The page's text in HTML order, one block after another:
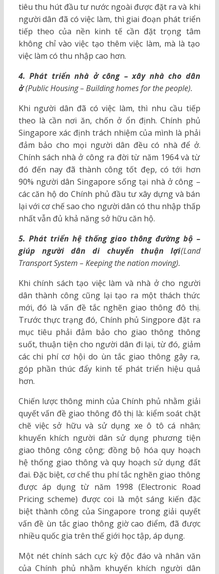
tiêu thu hút đầu tư nước ngoài được đặt ra và khi
người dân đã có việc làm, thì giai đoạn phát triển
tiếp theo của nền kinh tế cần đặt trọng tâm
không chỉ vào việc tạo thêm việc làm, mà là tạo
việc làm có thu nhập cao hơn.
4. Phát triển nhà ở công – xây nhà cho dân
ở (Public Housing – Building homes for the people).
Khi người dân đã có việc làm, thì nhu cầu tiếp
theo là cần nơi ăn, chốn ở ổn định. Chính phủ
Singapore xác định trách nhiệm của mình là phải
đảm bảo cho mọi người dân đều có nhà để ở.
Chính sách nhà ở công ra đời từ năm 1964 và từ
đó đến nay đã thành công tốt đẹp, có tới hơn
90% người dân Singapore sống tại nhà ở công –
các căn hộ do Chính phủ đầu tư xây dựng và bán
lại với cơ chế sao cho người dân có thu nhập thấp
nhất vẫn đủ khả năng sở hữu căn hộ.
5. Phát triển hệ thống giao thông đường bộ –
giúp người dân di chuyển thuận lợi(Land
Transport System – Keeping the nation moving).
Khi chính sách tạo việc làm và nhà ở cho người
dân thành công cũng lại tạo ra một thách thức
mới, đó là vấn đề tắc nghẽn giao thông đô thị.
Trước thực trạng đó, Chính phủ Singpore đặt ra
mục tiêu phải đảm bảo cho giao thông thông
suốt, thuận tiện cho người dân đi lại, từ đó, giảm
các chi phí cơ hội do ùn tắc giao thông gây ra,
góp phần thúc đẩy kinh tế phát triển hiệu quả
hơn.
Chiến lược thông minh của Chính phủ nhằm giải
quyết vấn đề giao thông đô thị là: kiểm soát chặt
chẽ việc sở hữu và sử dụng xe ô tô cá nhân;
khuyến khích người dân sử dụng phương tiện
giao thông công cộng; đồng bộ hóa quy hoạch
hệ thống giao thông và quy hoạch sử dụng đất
đai. Đặc biệt, cơ chế thu phí tắc nghẽn giao thông
được áp dụng từ năm 1998 (Electronic Road
Pricing scheme) được coi là một sáng kiến đặc
biệt thành công của Singapore trong giải quyết
vấn đề ùn tắc giao thông giờ cao điểm, đã được
nhiều quốc gia trên thế giới học tập, áp dụng.
Một nét chính sách cực kỳ độc đáo và nhân văn
của Chính phủ nhằm khuyến khích người dân